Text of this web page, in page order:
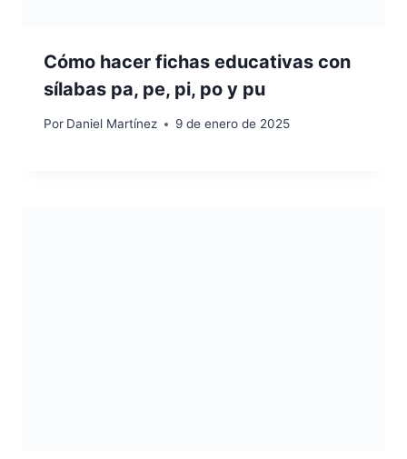
Cómo hacer fichas educativas con
sílabas pa, pe, pi, po y pu
Por Daniel Martínez 9 de enero de 2025